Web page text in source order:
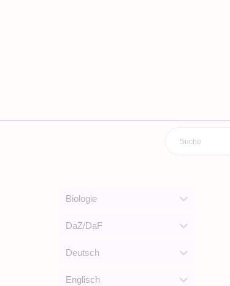
Biologie
DaZ/DaF
Deutsch
Englisch